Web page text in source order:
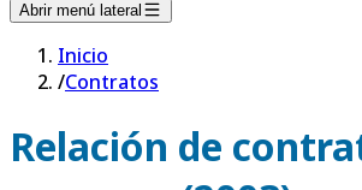
Abrir menú lateral
Inicio
/Contratos
Relación de